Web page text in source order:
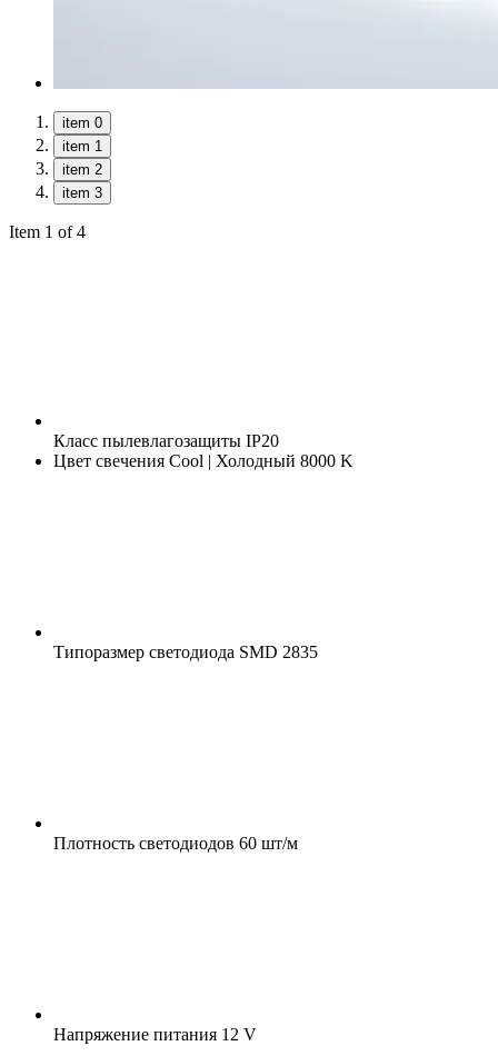
item 0
item 1
item 2
item 3
Item 1 of 4
Класс пылевлагозащиты IP20
Цвет свечения Cool | Холодный 8000 K
Типоразмер светодиода SMD 2835
Плотность светодиодов 60 шт/м
Напряжение питания 12 V